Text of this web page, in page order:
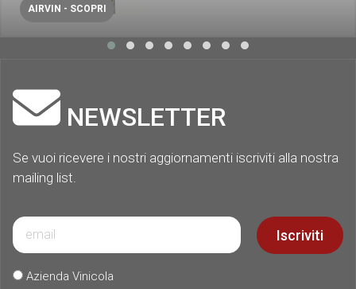
AIRVIN - SCOPRI
NEWSLETTER
Se vuoi ricevere i nostri aggiornamenti iscriviti alla nostra
mailing list.
Iscriviti
Azienda Vinicola